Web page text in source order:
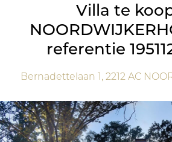
Villa te
referentie
Bernadettelaan 1, 2212 AC